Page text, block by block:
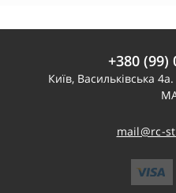
+380 (99)
Київ, Васильківська
mail@rc-